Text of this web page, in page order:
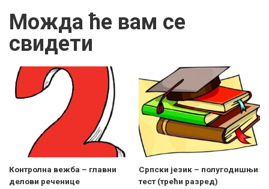
Можда ће вам се
свидети
Контролна вежба – главни
делови реченице
Српски језик – полугодишњи
тест (трећи разред)